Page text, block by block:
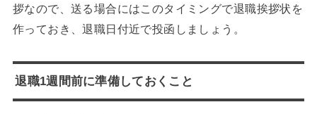
拶なので、送る場合にはこのタイミングで退職挨拶状を
作っておき、退職日付近で投函しましょう。
退職1週間前に準備しておくこと